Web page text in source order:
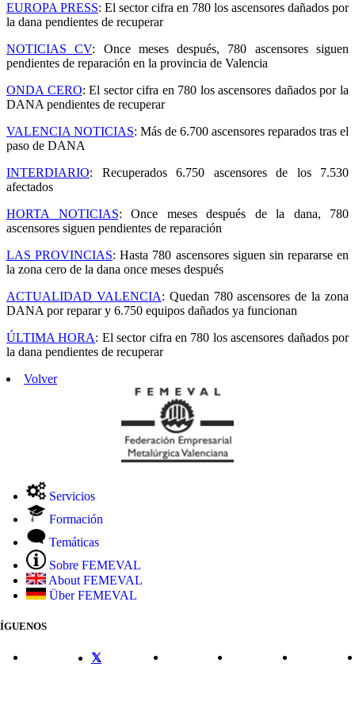
EUROPA PRESS: El sector cifra en 780 los ascensores dañados por
la dana pendientes de recuperar
NOTICIAS CV: Once meses después, 780 ascensores siguen
pendientes de reparación en la provincia de Valencia
ONDA CERO: El sector cifra en 780 los ascensores dañados por la
DANA pendientes de recuperar
VALENCIA NOTICIAS: Más de 6.700 ascensores reparados tras el
paso de DANA
INTERDIARIO: Recuperados 6.750 ascensores de los 7.530
afectados
HORTA NOTICIAS: Once meses después de la dana, 780
ascensores siguen pendientes de reparación
LAS PROVINCIAS: Hasta 780 ascensores siguen sin repararse en
la zona cero de la dana once meses después
ACTUALIDAD VALENCIA: Quedan 780 ascensores de la zona
DANA por reparar y 6.750 equipos dañados ya funcionan
ÚLTIMA HORA: El sector cifra en 780 los ascensores dañados por
la dana pendientes de recuperar
Volver
Servicios
Formación
Temáticas
Sobre FEMEVAL
About FEMEVAL
Über FEMEVAL